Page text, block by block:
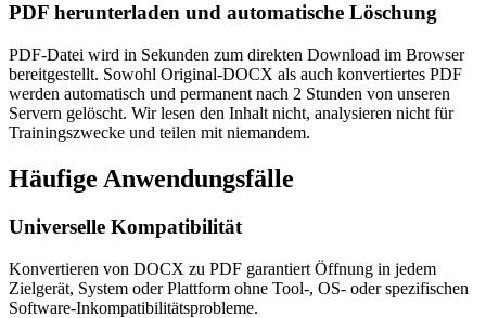
PDF herunterladen und automatische Löschung
PDF-Datei wird in Sekunden zum direkten Download im Browser
bereitgestellt. Sowohl Original-DOCX als auch konvertiertes PDF
werden automatisch und permanent nach 2 Stunden von unseren
Servern gelöscht. Wir lesen den Inhalt nicht, analysieren nicht für
Trainingszwecke und teilen mit niemandem.
Häufige Anwendungsfälle
Universelle Kompatibilität
Konvertieren von DOCX zu PDF garantiert Öffnung in jedem
Zielgerät, System oder Plattform ohne Tool-, OS- oder spezifischen
Software-Inkompatibilitätsprobleme.